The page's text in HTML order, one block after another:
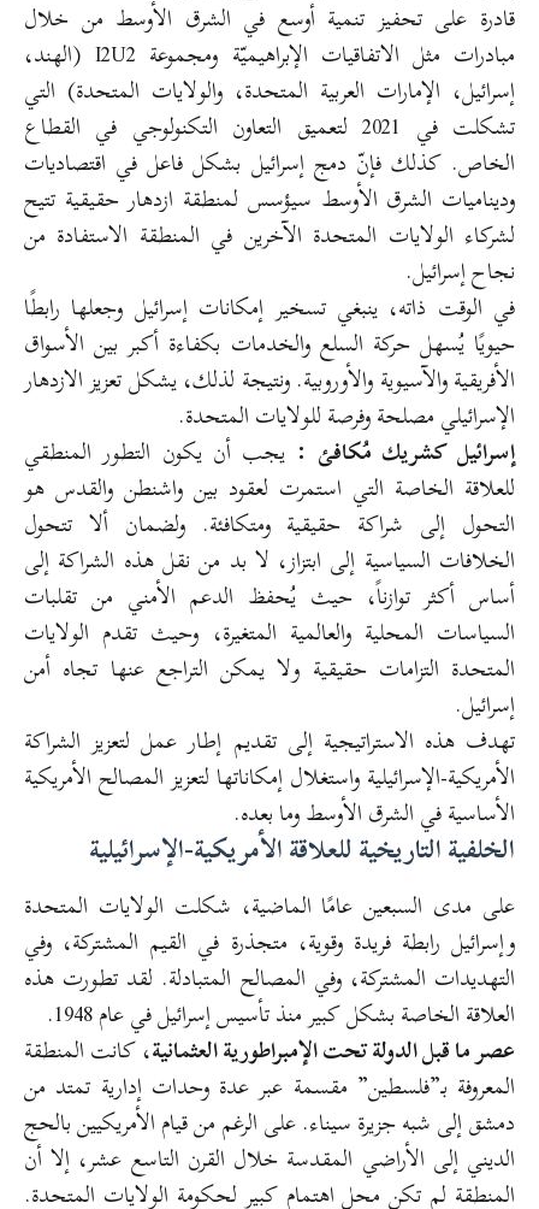
قادرة على تحفيز تنمية أوسع في الشرق الأوسط من خلال
مبادرات مثل الاتفاقيات الإبراهيميّة ومجموعة I2U2 (الهند،
إسرائيل، الإمارات العربية المتحدة، والولايات المتحدة) التي
تشكلت في 2021 لتعميق التعاون التكنولوجي في القطاع
الخاص. كذلك فإنّ دمج إسرائيل بشكل فاعل في اقتصاديات
وديناميات الشرق الأوسط سيؤسس لمنطقة ازدهار حقيقية تتيح
لشركاء الولايات المتحدة الآخرين في المنطقة الاستفادة من
نجاح إسرائيل.
في الوقت ذاته، ينبغي تسخير إمكانات إسرائيل وجعلها رابطًا
حيويًا يُسهل حركة السلع والخدمات بكفاءة أكبر بين الأسواق
الأفريقية والآسيوية والأوروبية. ونتيجة لذلك، يشكل تعزيز الازدهار
الإسرائيلي مصلحة وفرصة للولايات المتحدة.
إسرائيل كشريك مُكافئ : يجب أن يكون التطور المنطقي
للعلاقة الخاصة التي استمرت لعقود بين واشنطن والقدس هو
التحول إلى شراكة حقيقية ومتكافئة. ولضمان ألا تتحول
الخلافات السياسية إلى ابتزاز، لا بد من نقل هذه الشراكة إلى
أساس أكثر توازناً، حيث يُحفظ الدعم الأمني من تقلبات
السياسات المحلية والعالمية المتغيرة، وحيث تقدم الولايات
المتحدة التزامات حقيقية ولا يمكن التراجع عنها تجاه أمن
إسرائيل.
تهدف هذه الاستراتيجية إلى تقديم إطار عمل لتعزيز الشراكة
الأمريكية-الإسرائيلية واستغلال إمكاناتها لتعزيز المصالح الأمريكية
الأساسية في الشرق الأوسط وما بعده.
الخلفية التاريخية للعلاقة الأمريكية-الإسرائيلية
على مدى السبعين عامًا الماضية، شكلت الولايات المتحدة
وإسرائيل رابطة فريدة وقوية، متجذرة في القيم المشتركة، وفي
التهديدات المشتركة، وفي المصالح المتبادلة. لقد تطورت هذه
العلاقة الخاصة بشكل كبير منذ تأسيس إسرائيل في عام 1948.
عصر ما قبل الدولة تحت الإمبراطورية العثمانية، كانت المنطقة
المعروفة بـ”فلسطين” مقسمة عبر عدة وحدات إدارية تمتد من
دمشق إلى شبه جزيرة سيناء. على الرغم من قيام الأمريكيين بالحج
الديني إلى الأراضي المقدسة خلال القرن التاسع عشر، إلا أن
المنطقة لم تكن محل اهتمام كبير لحكومة الولايات المتحدة.